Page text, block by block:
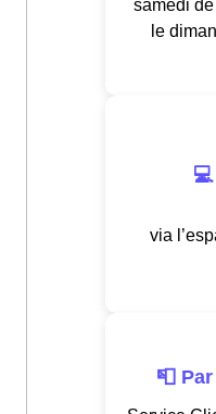
samedi
le
via
📮